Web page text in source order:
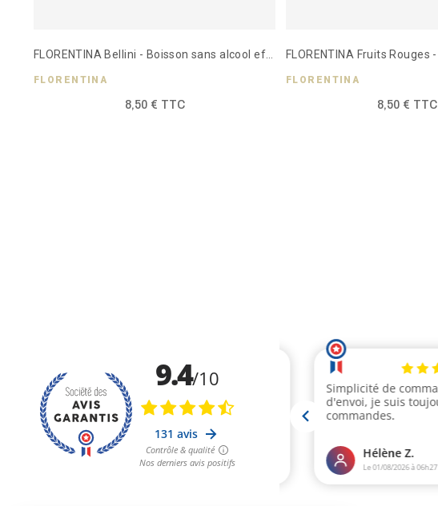
FLORENTINA Bellini - Boisson sans alcool effervescent 750ml
FLORENTINA
8,50 € TTC
FLORENTINA
8,50 € TTC